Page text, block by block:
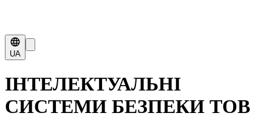
UA
ІНТЕЛЕКТУАЛЬНІ
СИСТЕМИ БЕЗПЕКИ ТОВ